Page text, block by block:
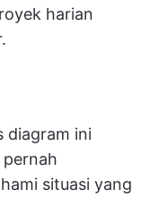
harian
diagram ini
situasi yang